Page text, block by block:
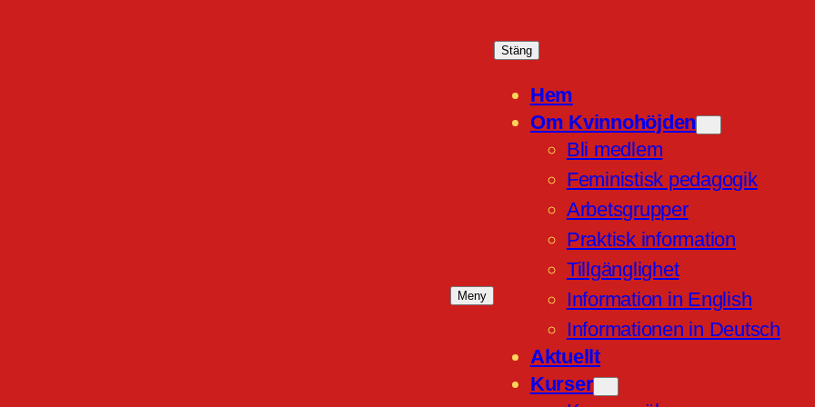
Meny
Stäng
Hem
Om Kvinnohöjden
Bli medlem
Feministisk pedagogik
Arbetsgrupper
Praktisk information
Tillgänglighet
Information in English
Informationen in Deutsch
Aktuellt
Kurser